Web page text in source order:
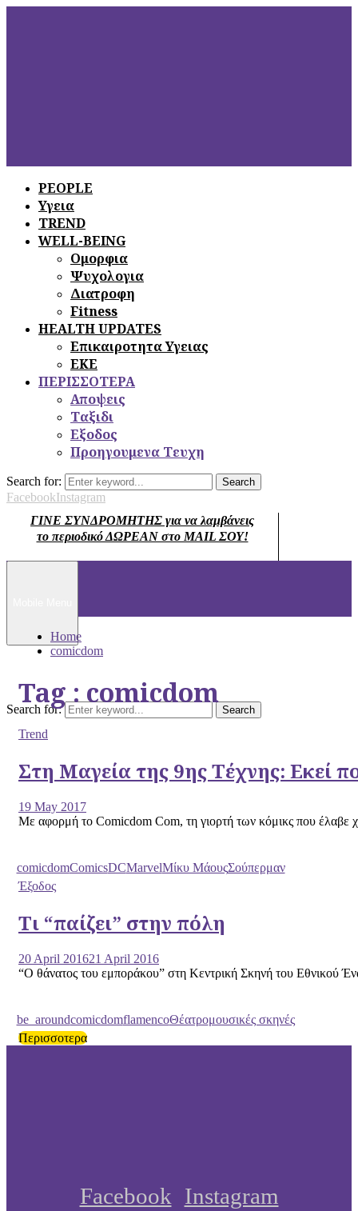
PEOPLE
Υγεια
TREND
WELL-BEING
Ομορφια
Ψυχολογια
Διατροφη
Fitness
HEALTH UPDATES
Επικαιροτητα Υγειας
ΕΚΕ
ΠΕΡΙΣΣΟΤΕΡΑ
Αποψεις
Ταξιδι
Εξοδος
Προηγουμενα Τευχη
Search for: Search
FacebookInstagram
ΓΙΝΕ ΣΥΝΔΡΟΜΗΤΗΣ για να λαμβάνεις
το περιοδικό ΔΩΡΕΑΝ στο MAIL ΣΟΥ!
Search for: Search
Home
comicdom
Tag : comicdom
Trend
Στη Μαγεία της 9ης Τέχνης: Εκεί
19 May 2017
Με αφορμή το Comicdom Com, τη γιορτή των κόμικς που έλαβε
comicdomComicsDCMarvelΜίκυ ΜάουςΣούπερμαν
Έξοδος
Τι “παίζει” στην πόλη
20 April 201621 April 2016
“Ο θάνατος του εμποράκου” στη Κεντρική Σκηνή του Εθνικού
be_aroundcomicdomflamencoΘέατρομουσικές σκηνές
Περισσοτερα
Facebook Instagram